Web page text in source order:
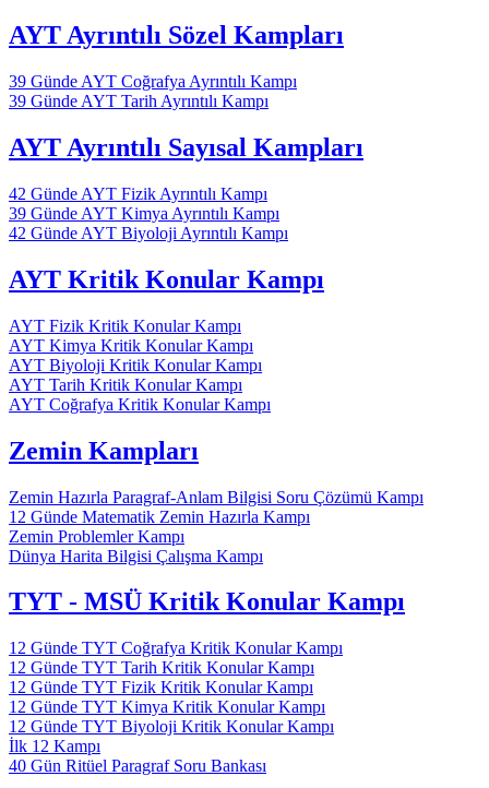
AYT Ayrıntılı Sözel Kampları
39 Günde AYT Coğrafya Ayrıntılı Kampı
39 Günde AYT Tarih Ayrıntılı Kampı
AYT Ayrıntılı Sayısal Kampları
42 Günde AYT Fizik Ayrıntılı Kampı
39 Günde AYT Kimya Ayrıntılı Kampı
42 Günde AYT Biyoloji Ayrıntılı Kampı
AYT Kritik Konular Kampı
AYT Fizik Kritik Konular Kampı
AYT Kimya Kritik Konular Kampı
AYT Biyoloji Kritik Konular Kampı
AYT Tarih Kritik Konular Kampı
AYT Coğrafya Kritik Konular Kampı
Zemin Kampları
Zemin Hazırla Paragraf-Anlam Bilgisi Soru Çözümü Kampı
12 Günde Matematik Zemin Hazırla Kampı
Zemin Problemler Kampı
Dünya Harita Bilgisi Çalışma Kampı
TYT - MSÜ Kritik Konular Kampı
12 Günde TYT Coğrafya Kritik Konular Kampı
12 Günde TYT Tarih Kritik Konular Kampı
12 Günde TYT Fizik Kritik Konular Kampı
12 Günde TYT Kimya Kritik Konular Kampı
12 Günde TYT Biyoloji Kritik Konular Kampı
İlk 12 Kampı
40 Gün Ritüel Paragraf Soru Bankası